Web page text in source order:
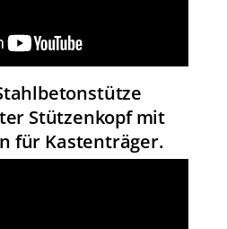
Stützenkopf mit
für Kastenträger.